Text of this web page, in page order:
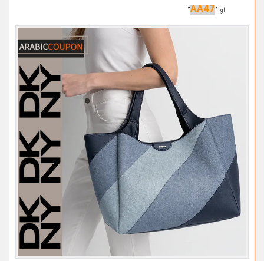
او "
AA47
"